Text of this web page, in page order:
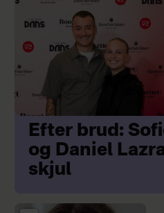
Efter brud:
og Daniel
skjul